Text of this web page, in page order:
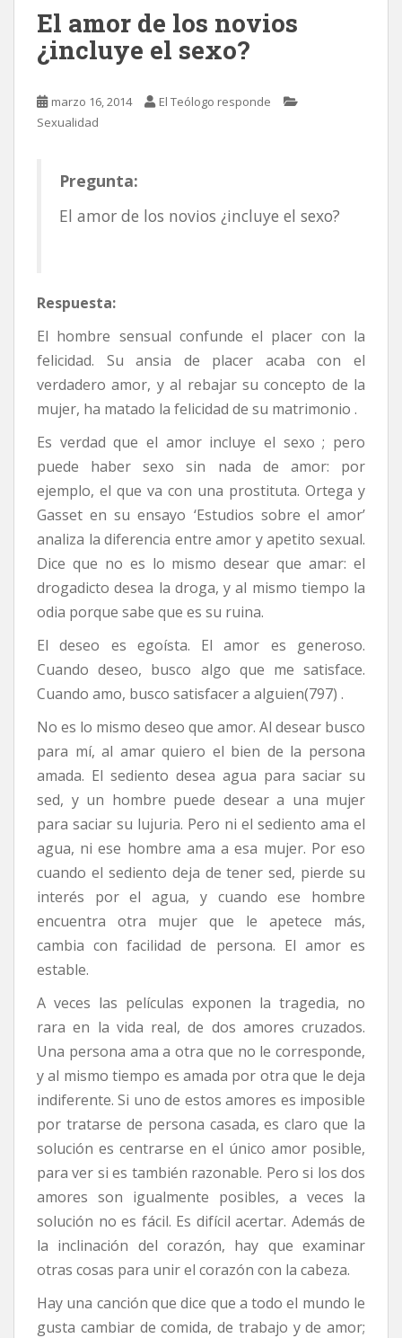
El amor de los novios
¿incluye el sexo?
marzo 16, 2014
El Teólogo responde
Sexualidad
Pregunta:
El amor de los novios ¿incluye el sexo?
Respuesta:
El hombre sensual confunde el placer con la
felicidad. Su ansia de placer acaba con el
verdadero amor, y al rebajar su concepto de la
mujer, ha matado la felicidad de su matrimonio .
Es verdad que el amor incluye el sexo ; pero
puede haber sexo sin nada de amor: por
ejemplo, el que va con una prostituta. Ortega y
Gasset en su ensayo ‘Estudios sobre el amor’
analiza la diferencia entre amor y apetito sexual.
Dice que no es lo mismo desear que amar: el
drogadicto desea la droga, y al mismo tiempo la
odia porque sabe que es su ruina.
El deseo es egoísta. El amor es generoso.
Cuando deseo, busco algo que me satisface.
Cuando amo, busco satisfacer a alguien(797) .
No es lo mismo deseo que amor. Al desear busco
para mí, al amar quiero el bien de la persona
amada. El sediento desea agua para saciar su
sed, y un hombre puede desear a una mujer
para saciar su lujuria. Pero ni el sediento ama el
agua, ni ese hombre ama a esa mujer. Por eso
cuando el sediento deja de tener sed, pierde su
interés por el agua, y cuando ese hombre
encuentra otra mujer que le apetece más,
cambia con facilidad de persona. El amor es
estable.
A veces las películas exponen la tragedia, no
rara en la vida real, de dos amores cruzados.
Una persona ama a otra que no le corresponde,
y al mismo tiempo es amada por otra que le deja
indiferente. Si uno de estos amores es imposible
por tratarse de persona casada, es claro que la
solución es centrarse en el único amor posible,
para ver si es también razonable. Pero si los dos
amores son igualmente posibles, a veces la
solución no es fácil. Es difícil acertar. Además de
la inclinación del corazón, hay que examinar
otras cosas para unir el corazón con la cabeza.
Hay una canción que dice que a todo el mundo le
gusta cambiar de comida, de trabajo y de amor;